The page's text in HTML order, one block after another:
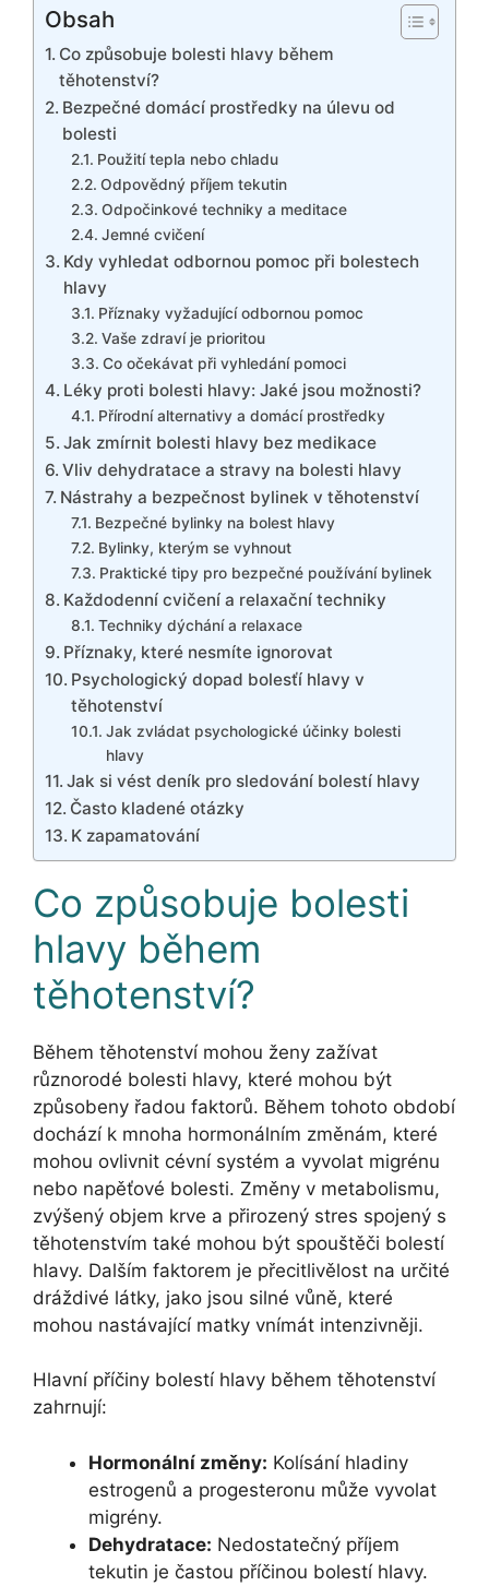
Obsah
Co způsobuje bolesti hlavy během
těhotenství?
Bezpečné domácí prostředky na úlevu od
bolesti
Použití tepla nebo chladu
Odpovědný příjem tekutin
Odpočinkové techniky a meditace
Jemné cvičení
Kdy vyhledat odbornou pomoc při bolestech
hlavy
Příznaky vyžadující odbornou pomoc
Vaše zdraví je prioritou
Co očekávat při vyhledání pomoci
Léky proti bolesti hlavy: Jaké jsou možnosti?
Přírodní alternativy a domácí prostředky
Jak zmírnit bolesti hlavy bez medikace
Vliv dehydratace a stravy na bolesti hlavy
Nástrahy a bezpečnost bylinek v těhotenství
Bezpečné bylinky na bolest hlavy
Bylinky, kterým se vyhnout
Praktické tipy pro bezpečné používání bylinek
Každodenní cvičení a relaxační techniky
Techniky dýchání a relaxace
Příznaky, které nesmíte ignorovat
Psychologický dopad bolesťí hlavy v
těhotenství
Jak zvládat psychologické účinky bolesti
hlavy
Jak si vést deník pro sledování bolestí hlavy
Často kladené otázky
K zapamatování
Co způsobuje bolesti
hlavy během
těhotenství?
Během těhotenství mohou ženy zažívat
různorodé bolesti hlavy, které mohou být
způsobeny řadou faktorů. Během tohoto období
dochází k mnoha hormonálním změnám, které
mohou ovlivnit cévní systém a vyvolat migrénu
nebo napěťové bolesti. Změny v metabolismu,
zvýšený objem krve a přirozený stres spojený s
těhotenstvím také mohou být spouštěči bolestí
hlavy. Dalším faktorem je přecitlivělost na určité
dráždivé látky, jako jsou silné vůně, které
mohou nastávající matky vnímát intenzivněji.
Hlavní příčiny bolestí hlavy během těhotenství
zahrnují:
Hormonální změny: Kolísání hladiny
estrogenů a progesteronu může vyvolat
migrény.
Dehydratace: Nedostatečný příjem
tekutin je častou příčinou bolestí hlavy.